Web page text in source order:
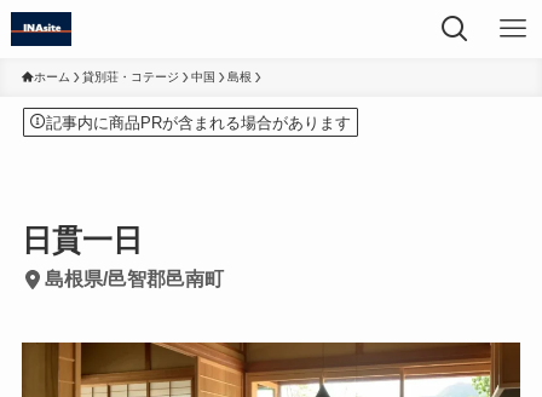
ホーム 貸別荘・コテージ 中国 島根
記事内に商品PRが含まれる場合があります
日貫一日
島根県/邑智郡邑南町